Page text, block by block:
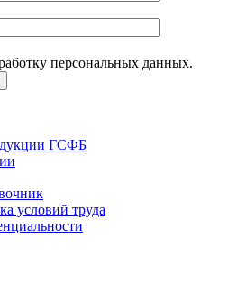
персональных данных.
ГСФБ
условий труда